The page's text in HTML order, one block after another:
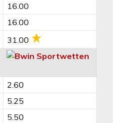
16.00
16.00
31.00
2.60
5.25
5.50